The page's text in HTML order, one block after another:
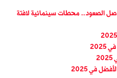
الصعود.. محطات سينمائية لافتة
في 2025